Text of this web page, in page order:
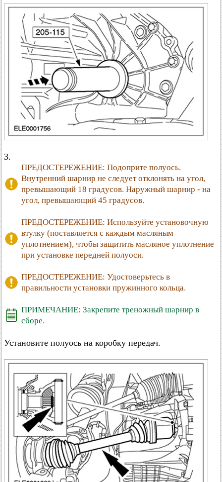
3.
ПРЕДОСТЕРЕЖЕНИЕ: Подоприте полуось.
Внутренний шарнир не следует отклонять на угол,
превышающий 18 градусов. Наружный шарнир - на
угол, превышающий 45 градусов.
ПРЕДОСТЕРЕЖЕНИЕ: Используйте установочную
втулку (поставляется с каждым масляным
уплотнением), чтобы защитить масляное уплотнение
при установке передней полуоси.
ПРЕДОСТЕРЕЖЕНИЕ: Удостоверьтесь в
правильности установки пружинного кольца.
ПРИМЕЧАНИЕ: Закрепите треножный шарнир в
сборе.
Установите полуось на коробку передач.